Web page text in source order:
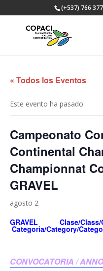
(+537) 766
« Todos los Eventos
Este evento ha pasado.
Campeonato
Continental
Championnat
GRAVEL
agosto 2
GRAVEL Clase/
Categoria/Category/
CONVOCATORIA /